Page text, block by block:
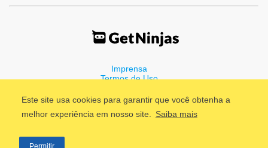
Este site usa cookies para garantir que você obtenha a
melhor experiência em nosso site. Saiba mais
Permitir
Imprensa
Termos de Uso
©2011 - 2026, GetNinjas LTDA. CNPJ 55.744.877/0001-89 - Rua